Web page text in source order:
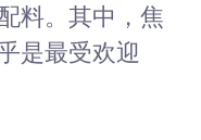
料。其中，焦
是最受欢迎